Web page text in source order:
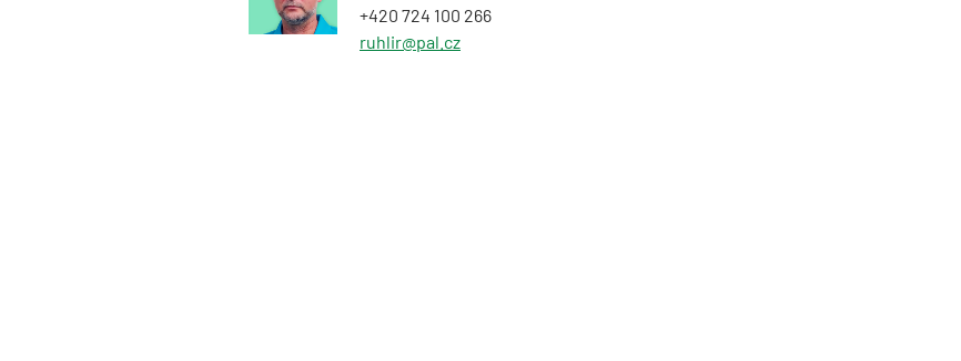
+420 724 100 266
ruhlir@pal.cz